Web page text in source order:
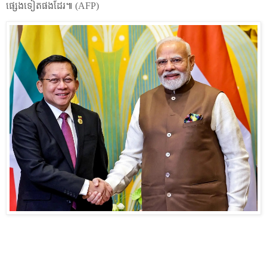
ផ្សេងទៀតផងដែរ៕ (AFP)